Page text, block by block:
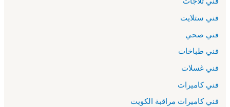
فني ستلايت
فني صحي
فني طباخات
فني غسلات
فني كاميرات
فني كاميرات مراقبة الكويت